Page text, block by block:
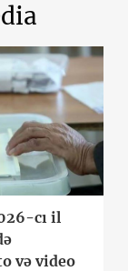
cı il
və video